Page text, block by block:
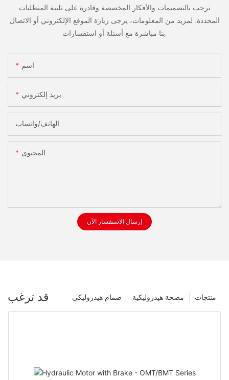
نرحب بالتصميمات والأفكار المخصصة وقادرة على تلبية المتطلبات
المحددة. لمزيد من المعلومات، يرجى زيارة الموقع الإلكتروني أو الاتصال
اسم
بريد إلكتروني
الهاتف/واتساب
المحتوى
إرسال الاستفسار الآن
قد ترغب منتجات مضخة هيدروليكية صمام هيدروليكي